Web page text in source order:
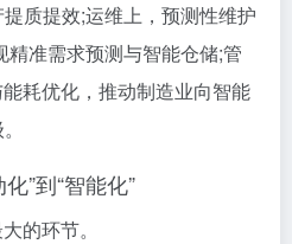
质提效;运维上，预测性维护
准需求预测与智能仓储;管
耗优化，推动制造业向智能
”到“智能化”
的环节。